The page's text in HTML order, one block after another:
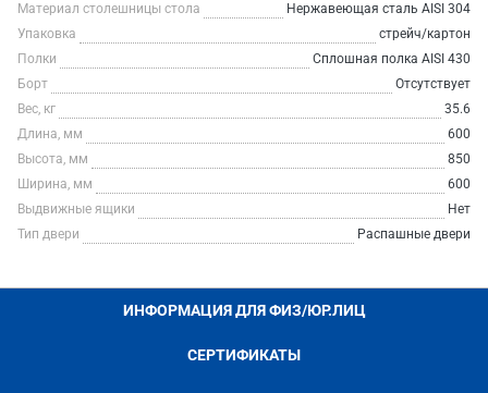
Материал столешницы стола
Нержавеющая сталь AISI 304
Упаковка
стрейч/картон
Полки
Сплошная полка AISI 430
Борт
Отсутствует
Вес, кг
35.6
Длина, мм
600
Высота, мм
850
Ширина, мм
600
Выдвижные ящики
Нет
Тип двери
Распашные двери
ИНФОРМАЦИЯ ДЛЯ ФИЗ/ЮР.ЛИЦ
СЕРТИФИКАТЫ